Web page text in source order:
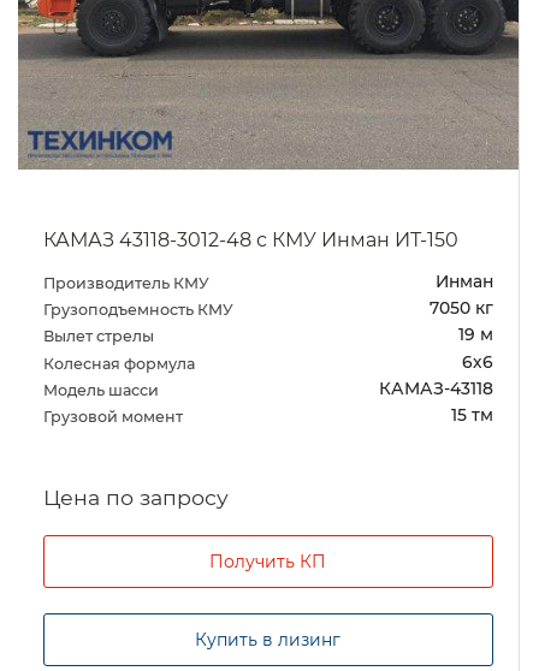
КАМАЗ 43118-3012-48 с КМУ Инман ИТ-150
Производитель КМУ Инман
Грузоподъемность КМУ 7050 кг
Вылет стрелы 19 м
Колесная формула 6х6
Модель шасси КАМАЗ-43118
Грузовой момент 15 тм
Цена по запросу
Получить КП
Купить в лизинг